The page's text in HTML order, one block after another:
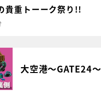
貴重トーーク祭り!!
大空港～GATE24～